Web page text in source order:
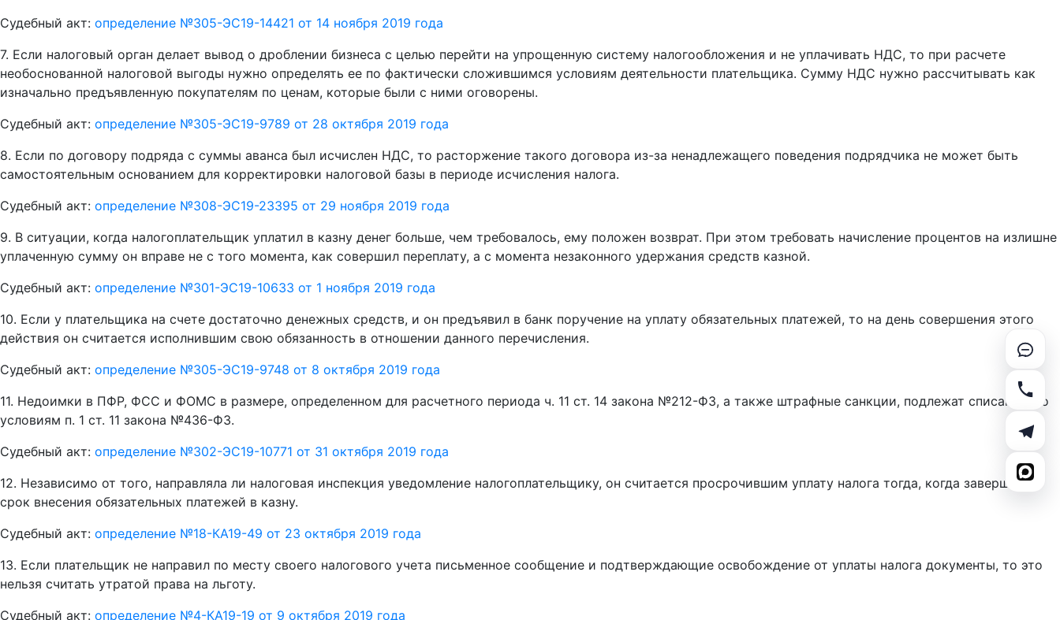
Судебный акт: определение №305-ЭС19-14421 от 14 ноября 2019 года
7. Если налоговый орган делает вывод о дроблении бизнеса с целью перейти на упрощенную систему налогообложения и не уплачивать НДС, то при расчете
необоснованной налоговой выгоды нужно определять ее по фактически сложившимся условиям деятельности плательщика. Сумму НДС нужно рассчитывать как
изначально предъявленную покупателям по ценам, которые были с ними оговорены.
Судебный акт: определение №305-ЭС19-9789 от 28 октября 2019 года
8. Если по договору подряда с суммы аванса был исчислен НДС, то расторжение такого договора из-за ненадлежащего поведения подрядчика не может быть
самостоятельным основанием для корректировки налоговой базы в периоде исчисления налога.
Судебный акт: определение №308-ЭС19-23395 от 29 ноября 2019 года
9. В ситуации, когда налогоплательщик уплатил в казну денег больше, чем требовалось, ему положен возврат. При этом требовать начисление процентов на излишне
уплаченную сумму он вправе не с того момента, как совершил переплату, а с момента незаконного удержания средств казной.
Судебный акт: определение №301-ЭС19-10633 от 1 ноября 2019 года
10. Если у плательщика на счете достаточно денежных средств, и он предъявил в банк поручение на уплату обязательных платежей, то на день совершения этого
действия он считается исполнившим свою обязанность в отношении данного перечисления.
Судебный акт: определение №305-ЭС19-9748 от 8 октября 2019 года
11. Недоимки в ПФР, ФСС и ФОМС в размере, определенном для расчетного периода ч. 11 ст. 14 закона №212-ФЗ, а также штрафные санкции, подлежат списанию по
условиям п. 1 ст. 11 закона №436-ФЗ.
Судебный акт: определение №302-ЭС19-10771 от 31 октября 2019 года
12. Независимо от того, направляла ли налоговая инспекция уведомление налогоплательщику, он считается просрочившим уплату налога тогда, когда завершился
срок внесения обязательных платежей в казну.
Судебный акт: определение №18-КА19-49 от 23 октября 2019 года
13. Если плательщик не направил по месту своего налогового учета письменное сообщение и подтверждающие освобождение от уплаты налога документы, то это
нельзя считать утратой права на льготу.
Судебный акт: определение №4-КА19-19 от 9 октября 2019 года